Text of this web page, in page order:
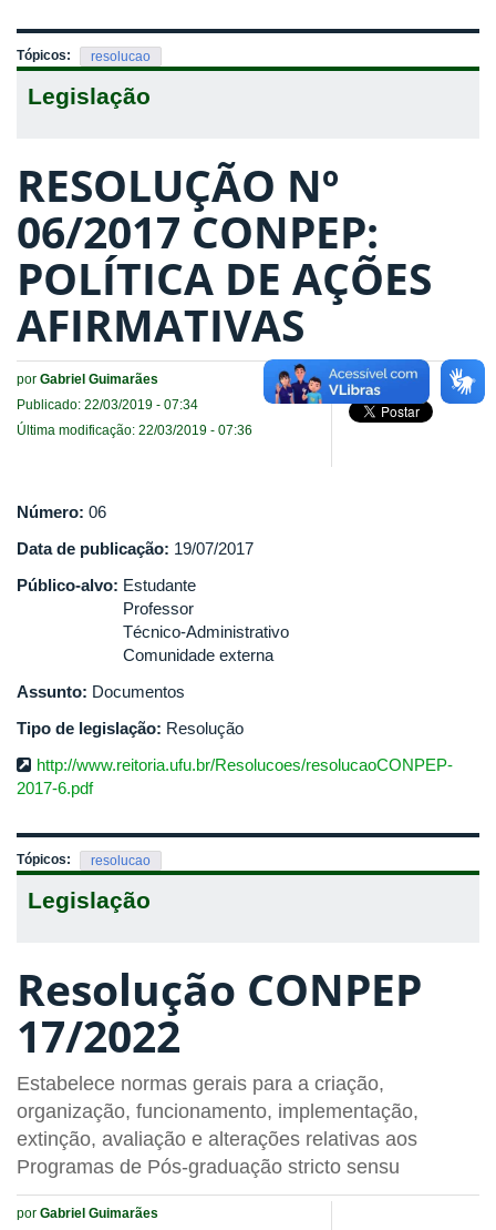
Tópicos: resolucao
Legislação
RESOLUÇÃO Nº
06/2017 CONPEP:
POLÍTICA DE AÇÕES
AFIRMATIVAS
por Gabriel Guimarães
Publicado: 22/03/2019 - 07:34
Última modificação: 22/03/2019 - 07:36
Número: 06
Data de publicação: 19/07/2017
Público-alvo: Estudante
Professor
Técnico-Administrativo
Comunidade externa
Assunto: Documentos
Tipo de legislação: Resolução
http://www.reitoria.ufu.br/Resolucoes/resolucaoCONPEP-
2017-6.pdf
Tópicos: resolucao
Legislação
Resolução CONPEP
17/2022
Estabelece normas gerais para a criação,
organização, funcionamento, implementação,
extinção, avaliação e alterações relativas aos
Programas de Pós-graduação stricto sensu
por Gabriel Guimarães